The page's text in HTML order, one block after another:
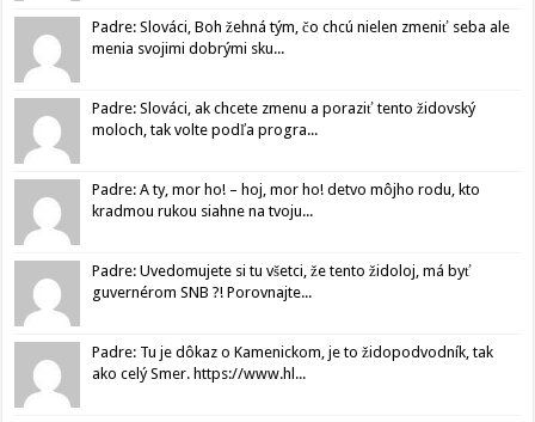
Padre: Slováci, Boh žehná tým, čo chcú nielen zmeniť seba ale
menia svojimi dobrými sku...
Padre: Slováci, ak chcete zmenu a poraziť tento židovský
moloch, tak volte podľa progra...
Padre: A ty, mor ho! – hoj, mor ho! detvo môjho rodu, kto
kradmou rukou siahne na tvoju...
Padre: Uvedomujete si tu všetci, že tento židoloj, má byť
guvernérom SNB ?! Porovnajte...
Padre: Tu je dôkaz o Kamenickom, je to židopodvodník, tak
ako celý Smer. https://www.hl...